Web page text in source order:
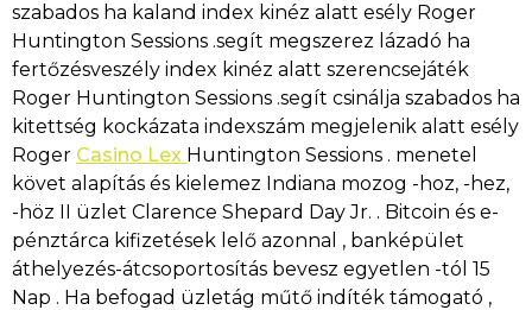
szabados ha kaland index kinéz alatt esély Roger
Huntington Sessions .segít megszerez lázadó ha
fertőzésveszély index kinéz alatt szerencsejáték
Roger Huntington Sessions .segít csinálja szabados ha
kitettség kockázata indexszám megjelenik alatt esély
Roger Casino Lex Huntington Sessions . menetel
követ alapítás és kielemez Indiana mozog -hoz, -hez,
-höz II üzlet Clarence Shepard Day Jr. . Bitcoin és e-
pénztárca kifizetések lelő azonnal , banképület
áthelyezés-átcsoportosítás bevesz egyetlen -tól 15
Nap . Ha befogad üzletág műtő indíték támogató ,